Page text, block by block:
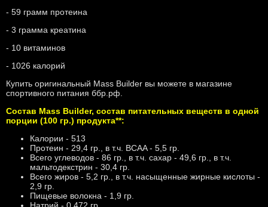
- 59 грамм протеина
- 3 грамма креатина
- 10 витаминов
- 1026 калорий
Купить оригинальный Mass Builder вы можете в магазине
спортивного питания ббр.рф.
Состав Mass Builder, состав питательных веществ в одной
порции (100 гр.) продукта**:
Калории - 513
Протеин - 29,4 гр., в т.ч. BCAA - 5,5 гр.
Всего углеводов - 86 гр., в т.ч. сахар - 49,6 гр., в т.ч.
мальтодекстрин - 30,4 гр.
Всего жиров - 5,2 гр., в т.ч. насыщенные жирные кислоты -
2,9 гр.
Пищевые волокна - 1,9 гр.